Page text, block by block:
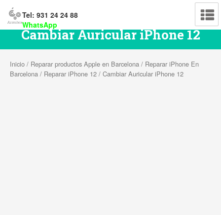
Tel: 931 24 24 88
WhatsApp
Cambiar Auricular iPhone 12
Inicio / Reparar productos Apple en Barcelona / Reparar iPhone En
Barcelona / Reparar iPhone 12 / Cambiar Auricular iPhone 12